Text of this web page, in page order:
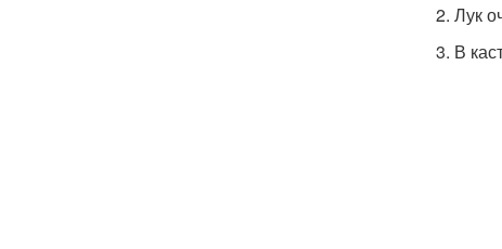
2. Лук
3. В